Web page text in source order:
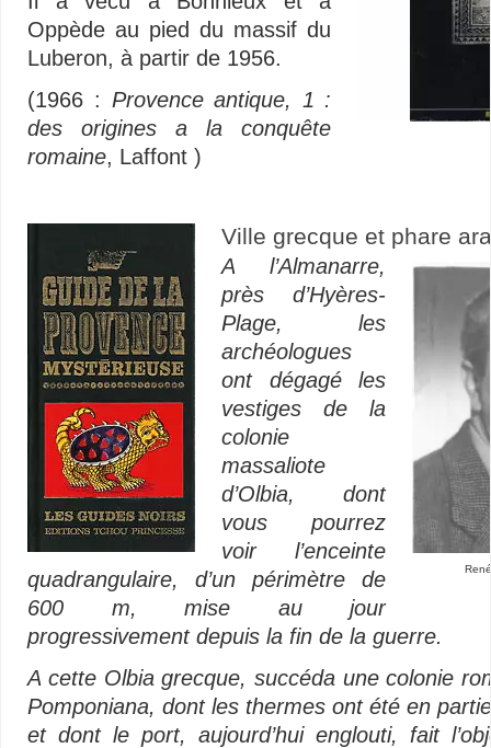
Oppède au pied du massif du
Luberon, à partir de 1956.
(1966 : Provence antique, 1 :
des origines a la conquête
romaine, Laffont )
Ville grecque et phare
A l’Almanarre,
près d’Hyères-
Plage, les
archéologues
ont dégagé les
vestiges de la
colonie
massaliote
d’Olbia, dont
vouspourrez
voir l’enceinte
quadrangulaire, d’un périmètre de
600 m, mise au jour
progressivement depuis la fin de la guerre.
A cette Olbia grecque, succéda une colonie
Pomponiana, dont les thermes ont été en
et dont le port, aujourd’hui englouti, fait